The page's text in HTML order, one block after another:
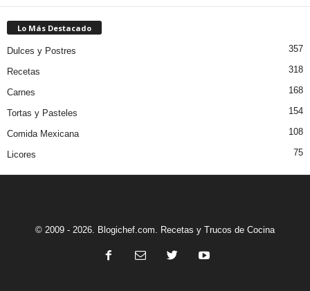
Lo Más Destacado
Dulces y Postres 357
Recetas 318
Carnes 168
Tortas y Pasteles 154
Comida Mexicana 108
Licores 75
© 2009 - 2026. Blogichef.com. Recetas y Trucos de Cocina